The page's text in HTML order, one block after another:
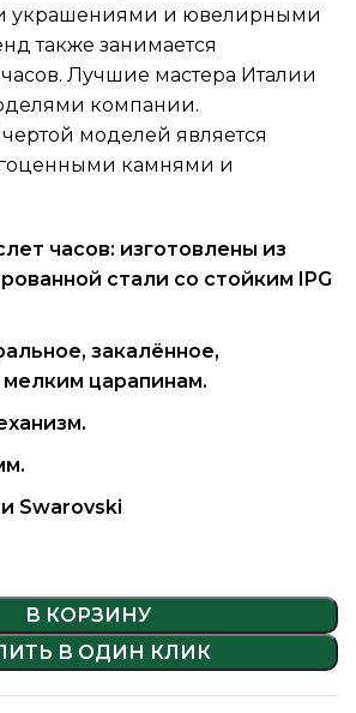
украшениями и ювелирными
также занимается
Лучшие мастера Италии
компании.
моделей является
камнями и
часов: изготовлены из
стали со стойким IPG
закалённое,
царапинам.
Swarovski
В КОРЗИНУ
В ОДИН КЛИК